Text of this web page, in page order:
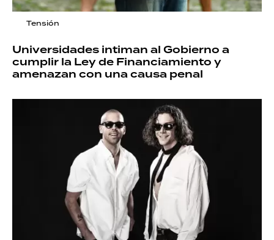
Tensión
Universidades intiman al Gobierno a
cumplir la Ley de Financiamiento y
amenazan con una causa penal